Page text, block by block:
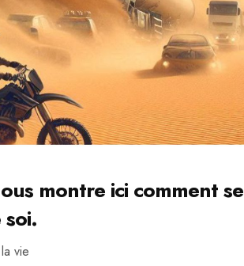
montre ici comment se
vie